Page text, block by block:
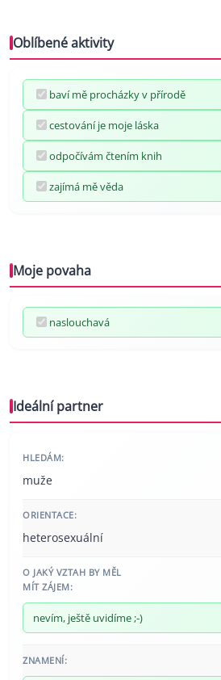
Oblíbené aktivity
baví mě procházky v přírodě
cestování je moje láska
odpočívám čtením knih
zajímá mě věda
Moje povaha
naslouchavá
Ideální partner
HLEDÁM:
muže
ORIENTACE:
heterosexuální
O JAKÝ VZTAH BY MĚL
MÍT ZÁJEM:
nevím, ještě uvidíme ;-)
ZNAMENÍ: